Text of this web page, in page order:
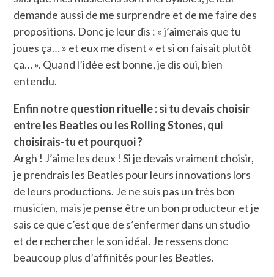
demande aussi de me surprendre et de me faire des
propositions. Donc je leur dis : « j’aimerais que tu
joues ça… » et eux me disent « et si on faisait plutôt
ça… ». Quand l’idée est bonne, je dis oui, bien
entendu.
Enfin notre question rituelle : si tu devais choisir
entre les Beatles ou les Rolling Stones, qui
choisirais-tu et pourquoi ?
Argh ! J’aime les deux ! Si je devais vraiment choisir,
je prendrais les Beatles pour leurs innovations lors
de leurs productions. Je ne suis pas un très bon
musicien, mais je pense être un bon producteur et je
sais ce que c’est que de s’enfermer dans un studio
et de rechercher le son idéal. Je ressens donc
beaucoup plus d’affinités pour les Beatles.